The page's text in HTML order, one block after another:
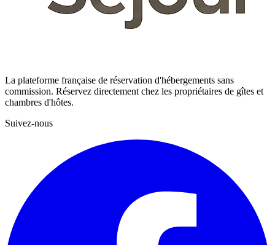
La plateforme française de réservation d'hébergements sans
commission. Réservez directement chez les propriétaires de gîtes et
chambres d'hôtes.
Suivez-nous